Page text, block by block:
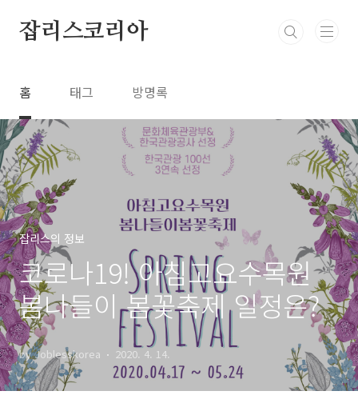
잡리스코리아
홈 태그 방명록
잡리스의 정보
코로나19! 아침고요수목원
봄나들이 봄꽃축제 일정은?
by Joblesskorea 2020. 4. 14.